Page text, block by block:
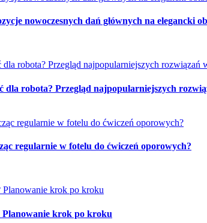
nowoczesnych dań głównych na elegancki
robota? Przegląd najpopularniejszych
regularnie w fotelu do ćwiczeń oporowych?
Planowanie krok po kroku